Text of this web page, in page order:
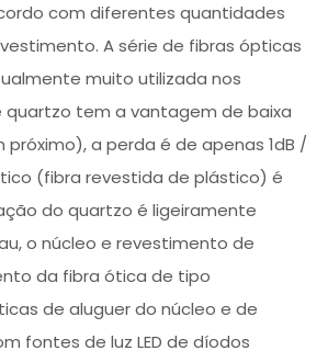
com diferentes quantidades
A série de fibras ópticas
muito utilizada nos
tem a vantagem de baixa
próximo), a perda é de apenas 1dB /
(fibra revestida de plástico) é
do quartzo é ligeiramente
o núcleo e revestimento de
da fibra ótica de tipo
de aluguer do núcleo e de
fontes de luz LED de díodos